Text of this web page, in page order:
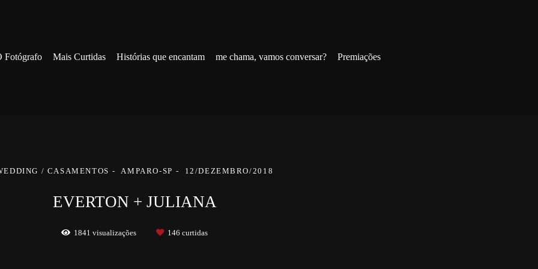
Fotógrafo Mais Curtidas Histórias que encantam me chama, vamos conversar? Premiações
/ CASAMENTOS AMPARO-SP 12/DEZEMBRO/2018
EVERTON + JULIANA
1841 visualizações 146 curtidas